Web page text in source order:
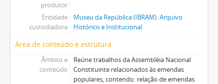
produtor
Entidade
custodiadora
Museu da República (IBRAM). Arquivo
Histórico e Institucional
Área de conteúdo e estrutura
Âmbito e
conteúdo
Reúne trabalhos da Assembléia Nacional
Constituinte relacionados às emendas
populares, contendo: relação de emendas